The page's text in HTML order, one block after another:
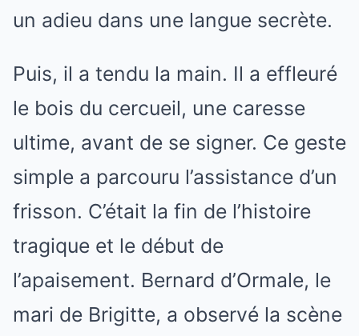
un adieu dans une langue secrète.
Puis, il a tendu la main. Il a effleuré
le bois du cercueil, une caresse
ultime, avant de se signer. Ce geste
simple a parcouru l’assistance d’un
frisson. C’était la fin de l’histoire
tragique et le début de
l’apaisement. Bernard d’Ormale, le
mari de Brigitte, a observé la scène